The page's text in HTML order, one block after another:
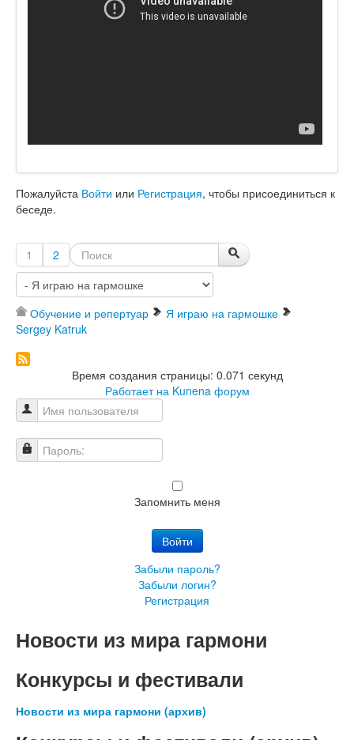
Пожалуйста Войти или Регистрация, чтобы присоединиться к
беседе.
1 2
Обучение и репертуар
Я играю на гармошке
Sergey Katruk
Время создания страницы: 0.071 секунд
Работает на Kunena форум
Имя пользователя
Пароль:
Запомнить меня
Войти
Забыли пароль?
Забыли логин?
Регистрация
Новости из мира гармони
Конкурсы и фестивали
Новости из мира гармони (архив)